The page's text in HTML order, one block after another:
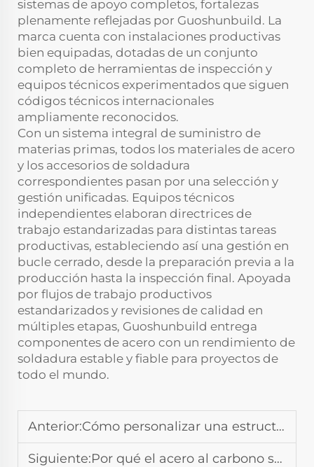
sistemas de apoyo completos, fortalezas
plenamente reflejadas por Guoshunbuild. La
marca cuenta con instalaciones productivas
bien equipadas, dotadas de un conjunto
completo de herramientas de inspección y
equipos técnicos experimentados que siguen
códigos técnicos internacionales
ampliamente reconocidos.
Con un sistema integral de suministro de
materias primas, todos los materiales de acero
y los accesorios de soldadura
correspondientes pasan por una selección y
gestión unificadas. Equipos técnicos
independientes elaboran directrices de
trabajo estandarizadas para distintas tareas
productivas, estableciendo así una gestión en
bucle cerrado, desde la preparación previa a la
producción hasta la inspección final. Apoyada
por flujos de trabajo productivos
estandarizados y revisiones de calidad en
múltiples etapas, Guoshunbuild entrega
componentes de acero con un rendimiento de
soldadura estable y fiable para proyectos de
todo el mundo.
Anterior:Cómo personalizar una estructura de acero prefabricada para distintos tipos de edificios
Siguiente:Por qué el acero al carbono se utiliza ampliamente en la fabricación de estructuras de acero soldadas